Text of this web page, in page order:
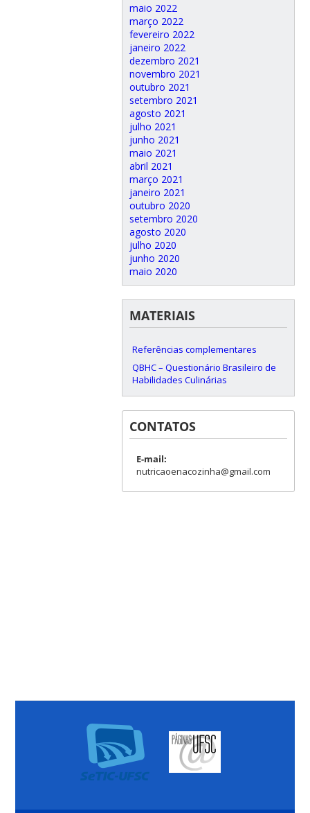
maio 2022
março 2022
fevereiro 2022
janeiro 2022
dezembro 2021
novembro 2021
outubro 2021
setembro 2021
agosto 2021
julho 2021
junho 2021
maio 2021
abril 2021
março 2021
janeiro 2021
outubro 2020
setembro 2020
agosto 2020
julho 2020
junho 2020
maio 2020
MATERIAIS
Referências complementares
QBHC – Questionário Brasileiro de
Habilidades Culinárias
CONTATOS
E-mail:
nutricaoenacozinha@gmail.com